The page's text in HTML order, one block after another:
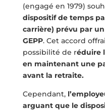
(engagé en 1979)
dispositif de temps
carrière) prévu par
GEPP. Cet accord
possibilité de réduire
en maintenant une
avant la retraite.
Cependant,
arguant que le